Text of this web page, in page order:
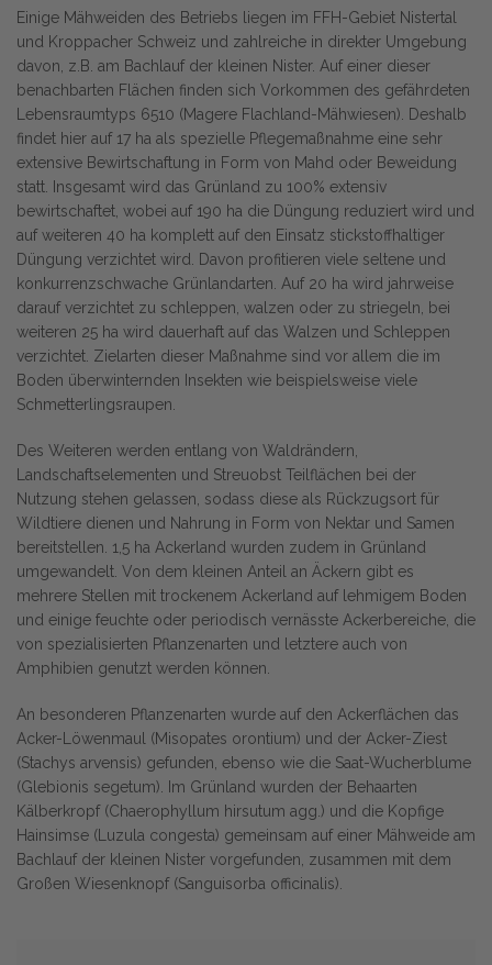
Einige Mähweiden des Betriebs liegen im FFH-Gebiet Nistertal
und Kroppacher Schweiz und zahlreiche in direkter Umgebung
davon, z.B. am Bachlauf der kleinen Nister. Auf einer dieser
benachbarten Flächen finden sich Vorkommen des gefährdeten
Lebensraumtyps 6510 (Magere Flachland-Mähwiesen). Deshalb
findet hier auf 17 ha als spezielle Pflegemaßnahme eine sehr
extensive Bewirtschaftung in Form von Mahd oder Beweidung
statt. Insgesamt wird das Grünland zu 100% extensiv
bewirtschaftet, wobei auf 190 ha die Düngung reduziert wird und
auf weiteren 40 ha komplett auf den Einsatz stickstoffhaltiger
Düngung verzichtet wird. Davon profitieren viele seltene und
konkurrenzschwache Grünlandarten. Auf 20 ha wird jahrweise
darauf verzichtet zu schleppen, walzen oder zu striegeln, bei
weiteren 25 ha wird dauerhaft auf das Walzen und Schleppen
verzichtet. Zielarten dieser Maßnahme sind vor allem die im
Boden überwinternden Insekten wie beispielsweise viele
Schmetterlingsraupen.
Des Weiteren werden entlang von Waldrändern,
Landschaftselementen und Streuobst Teilflächen bei der
Nutzung stehen gelassen, sodass diese als Rückzugsort für
Wildtiere dienen und Nahrung in Form von Nektar und Samen
bereitstellen. 1,5 ha Ackerland wurden zudem in Grünland
umgewandelt. Von dem kleinen Anteil an Äckern gibt es
mehrere Stellen mit trockenem Ackerland auf lehmigem Boden
und einige feuchte oder periodisch vernässte Ackerbereiche, die
von spezialisierten Pflanzenarten und letztere auch von
Amphibien genutzt werden können.
An besonderen Pflanzenarten wurde auf den Ackerflächen das
Acker-Löwenmaul (Misopates orontium) und der Acker-Ziest
(Stachys arvensis) gefunden, ebenso wie die Saat-Wucherblume
(Glebionis segetum). Im Grünland wurden der Behaarten
Kälberkropf (Chaerophyllum hirsutum agg.) und die Kopfige
Hainsimse (Luzula congesta) gemeinsam auf einer Mähweide am
Bachlauf der kleinen Nister vorgefunden, zusammen mit dem
Großen Wiesenknopf (Sanguisorba officinalis).